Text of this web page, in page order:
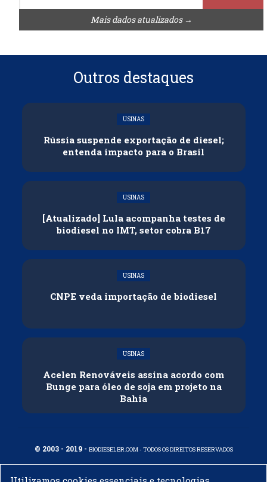
Mais dados atualizados →
Outros destaques
USINAS
Rússia suspende exportação de diesel;
entenda impacto para o Brasil
USINAS
[Atualizado] Lula acompanha testes de
biodiesel no IMT, setor cobra B17
USINAS
CNPE veda importação de biodiesel
USINAS
Acelen Renováveis assina acordo com
Bunge para óleo de soja em projeto na
Bahia
© 2003 - 2019 - BIODIESELBR.COM - TODOS OS DIREITOS RESERVADOS